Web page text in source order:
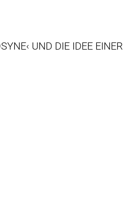
UND DIE IDEE EINER